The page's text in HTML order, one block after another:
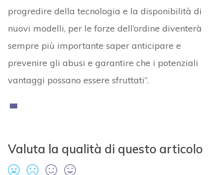
progredire della tecnologia e la disponibilità di
nuovi modelli, per le forze dell’ordine diventerà
sempre più importante saper anticipare e
prevenire gli abusi e garantire che i potenziali
vantaggi possano essere sfruttati”.
Valuta la qualità di questo articolo